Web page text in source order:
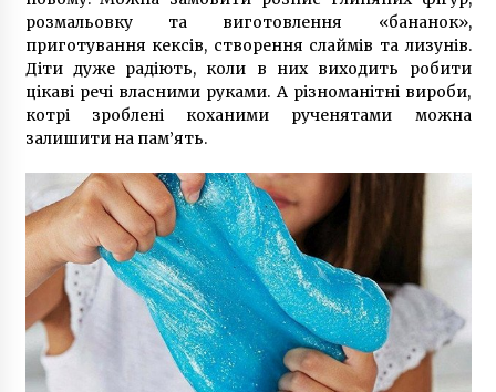
розмальовку та виготовлення «бананок»,
приготування кексів, створення слаймів та лизунів.
Діти дуже радіють, коли в них виходить робити
цікаві речі власними руками. А різноманітні вироби,
котрі зроблені коханими рученятами можна
залишити на пам’ять.